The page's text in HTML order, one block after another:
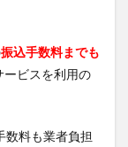
振込手数料までも
ービスを利用の
数料も業者負担